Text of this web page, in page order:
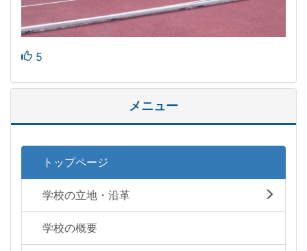
5
メニュー
トップページ
学校の立地・沿革
学校の概要